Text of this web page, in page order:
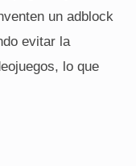
un adblock
evitar la
lo que